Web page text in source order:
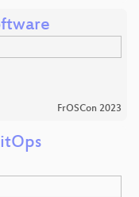
FrOSCon 2023